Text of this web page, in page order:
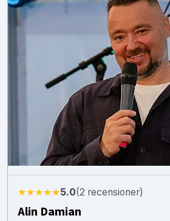
★★★★★5.0(2 recensioner)
Alin Damian